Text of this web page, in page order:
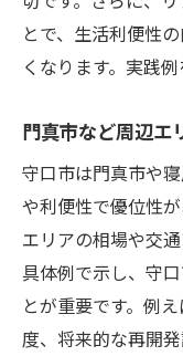
とで、生活利便性
くなります。実践
門真市など周辺エ
守口市は門真市や
や利便性で優位性
エリアの相場や交
具体例で示し、守
とが重要です。例
度、将来的な再開